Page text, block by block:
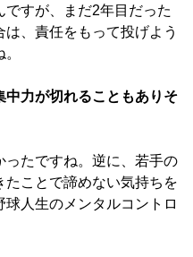
ですが、まだ2年目だった
、責任をもって投げよう
力が切れることもありそ
ったですね。逆に、若手の
たことで諦めない気持ちを
人生のメンタルコントロ